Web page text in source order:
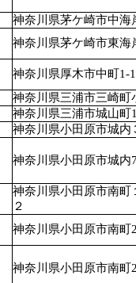
神奈川県茅ケ崎市中海
神奈川県茅ケ崎市東海
神奈川県厚木市中町1-
神奈川県三浦市三崎町
神奈川県三浦市城山町
神奈川県小田原市城内
神奈川県小田原市城内
神奈川県小田原市南町
２
神奈川県小田原市南町
神奈川県小田原市南町